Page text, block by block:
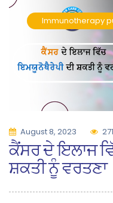
Immunotherapy
August 8, 2023
ਕੈਂਸਰ ਦੇ ਇਲਾਜ
ਸ਼ਕਤੀ ਨੂੰ ਵਰਤਣਾ